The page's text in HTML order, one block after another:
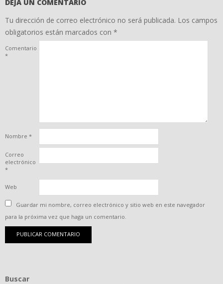
DEJA UN COMENTARIO
Tu dirección de correo electrónico no será publicada. Los campos
obligatorios están marcados con *
Comentario
*
Nombre *
Correo
electrónico
*
Web
Guardar mi nombre, correo electrónico y sitio web en este navegador
para la próxima vez que haga un comentario.
Buscar